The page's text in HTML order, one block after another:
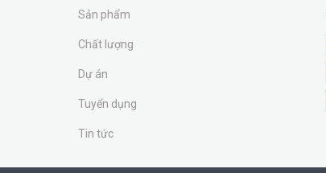
Sản phẩm
Chất lượng
Dự án
Tuyển dụng
Tin tức